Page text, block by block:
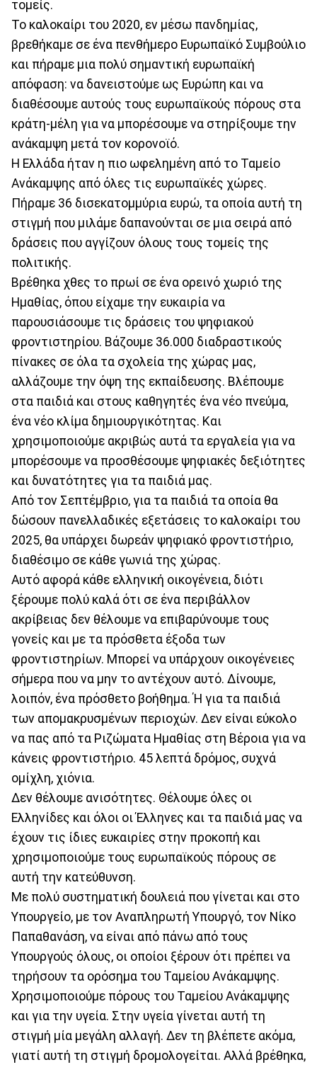
τομείς.
Το καλοκαίρι του 2020, εν μέσω πανδημίας,
βρεθήκαμε σε ένα πενθήμερο Ευρωπαϊκό Συμβούλιο
και πήραμε μια πολύ σημαντική ευρωπαϊκή
απόφαση: να δανειστούμε ως Ευρώπη και να
διαθέσουμε αυτούς τους ευρωπαϊκούς πόρους στα
κράτη-μέλη για να μπορέσουμε να στηρίξουμε την
ανάκαμψη μετά τον κορονοϊό.
Η Ελλάδα ήταν η πιο ωφελημένη από το Ταμείο
Ανάκαμψης από όλες τις ευρωπαϊκές χώρες.
Πήραμε 36 δισεκατομμύρια ευρώ, τα οποία αυτή τη
στιγμή που μιλάμε δαπανούνται σε μια σειρά από
δράσεις που αγγίζουν όλους τους τομείς της
πολιτικής.
Βρέθηκα χθες το πρωί σε ένα ορεινό χωριό της
Ημαθίας, όπου είχαμε την ευκαιρία να
παρουσιάσουμε τις δράσεις του ψηφιακού
φροντιστηρίου. Βάζουμε 36.000 διαδραστικούς
πίνακες σε όλα τα σχολεία της χώρας μας,
αλλάζουμε την όψη της εκπαίδευσης. Βλέπουμε
στα παιδιά και στους καθηγητές ένα νέο πνεύμα,
ένα νέο κλίμα δημιουργικότητας. Και
χρησιμοποιούμε ακριβώς αυτά τα εργαλεία για να
μπορέσουμε να προσθέσουμε ψηφιακές δεξιότητες
και δυνατότητες για τα παιδιά μας.
Από τον Σεπτέμβριο, για τα παιδιά τα οποία θα
δώσουν πανελλαδικές εξετάσεις το καλοκαίρι του
2025, θα υπάρχει δωρεάν ψηφιακό φροντιστήριο,
διαθέσιμο σε κάθε γωνιά της χώρας.
Αυτό αφορά κάθε ελληνική οικογένεια, διότι
ξέρουμε πολύ καλά ότι σε ένα περιβάλλον
ακρίβειας δεν θέλουμε να επιβαρύνουμε τους
γονείς και με τα πρόσθετα έξοδα των
φροντιστηρίων. Μπορεί να υπάρχουν οικογένειες
σήμερα που να μην το αντέχουν αυτό. Δίνουμε,
λοιπόν, ένα πρόσθετο βοήθημα. Ή για τα παιδιά
των απομακρυσμένων περιοχών. Δεν είναι εύκολο
να πας από τα Ριζώματα Ημαθίας στη Βέροια για να
κάνεις φροντιστήριο. 45 λεπτά δρόμος, συχνά
ομίχλη, χιόνια.
Δεν θέλουμε ανισότητες. Θέλουμε όλες οι
Ελληνίδες και όλοι οι Έλληνες και τα παιδιά μας να
έχουν τις ίδιες ευκαιρίες στην προκοπή και
χρησιμοποιούμε τους ευρωπαϊκούς πόρους σε
αυτή την κατεύθυνση.
Με πολύ συστηματική δουλειά που γίνεται και στο
Υπουργείο, με τον Αναπληρωτή Υπουργό, τον Νίκο
Παπαθανάση, να είναι από πάνω από τους
Υπουργούς όλους, οι οποίοι ξέρουν ότι πρέπει να
τηρήσουν τα ορόσημα του Ταμείου Ανάκαμψης.
Χρησιμοποιούμε πόρους του Ταμείου Ανάκαμψης
και για την υγεία. Στην υγεία γίνεται αυτή τη
στιγμή μία μεγάλη αλλαγή. Δεν τη βλέπετε ακόμα,
γιατί αυτή τη στιγμή δρομολογείται. Αλλά βρέθηκα,